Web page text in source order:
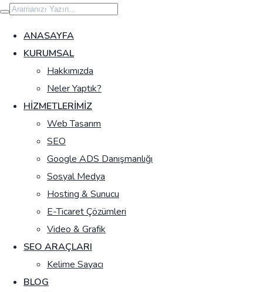
İçeriğe
geç
ANASAYFA
KURUMSAL
Hakkımızda
Neler Yaptık?
HIZMETLERIMIZ
Web Tasarım
SEO
Google ADS Danışmanlığı
Sosyal Medya
Hosting & Sunucu
E-Ticaret Çözümleri
Video & Grafik
SEO ARAÇLARI
Kelime Sayacı
BLOG